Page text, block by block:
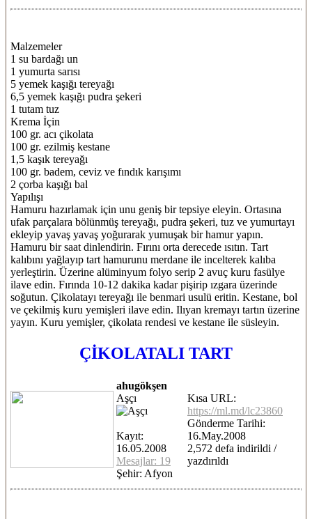
Malzemeler
1 su bardağı un
1 yumurta sarısı
5 yemek kaşığı tereyağı
6,5 yemek kaşığı pudra şekeri
1 tutam tuz
Krema İçin
100 gr. acı çikolata
100 gr. ezilmiş kestane
1,5 kaşık tereyağı
100 gr. badem, ceviz ve fındık karışımı
2 çorba kaşığı bal
Yapılışı
Hamuru hazırlamak için unu geniş bir tepsiye eleyin. Ortasına
ufak parçalara bölünmüş tereyağı, pudra şekeri, tuz ve yumurtayı
ekleyip yavaş yavaş yoğurarak yumuşak bir hamur yapın.
Hamuru bir saat dinlendirin. Fırını orta derecede ısıtın. Tart
kalıbını yağlayıp tart hamurunu merdane ile incelterek kalıba
yerleştirin. Üzerine alüminyum folyo serip 2 avuç kuru fasülye
ilave edin. Fırında 10-12 dakika kadar pişirip ızgara üzerinde
soğutun. Çikolatayı tereyağı ile benmari usulü eritin. Kestane, bol
ve çekilmiş kuru yemişleri ilave edin. Ilıyan kremayı tartın üzerine
yayın. Kuru yemişler, çikolata rendesi ve kestane ile süsleyin.
ÇİKOLATALI TART
ahugökşen
Aşçı
Kayıt:
16.05.2008
Mesajlar: 19
Şehir: Afyon
Kısa URL:
https://ml.md/lc23860
Gönderme Tarihi:
16.May.2008
2,572 defa indirildi /
yazdırıldı